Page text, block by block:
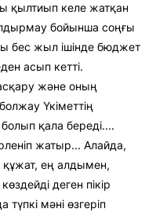
қылтиып келе жатқан
бойынша соңғы
бес жыл ішінде бюджет
асып кетті.
және оның
Үкіметтің
қала береді....
жатыр... Алайда,
ең алдымен,
деген пікір
мәні өзгеріп